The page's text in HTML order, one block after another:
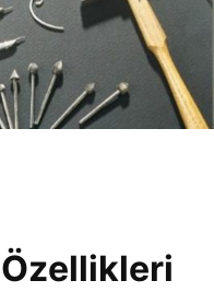
Özellikleri